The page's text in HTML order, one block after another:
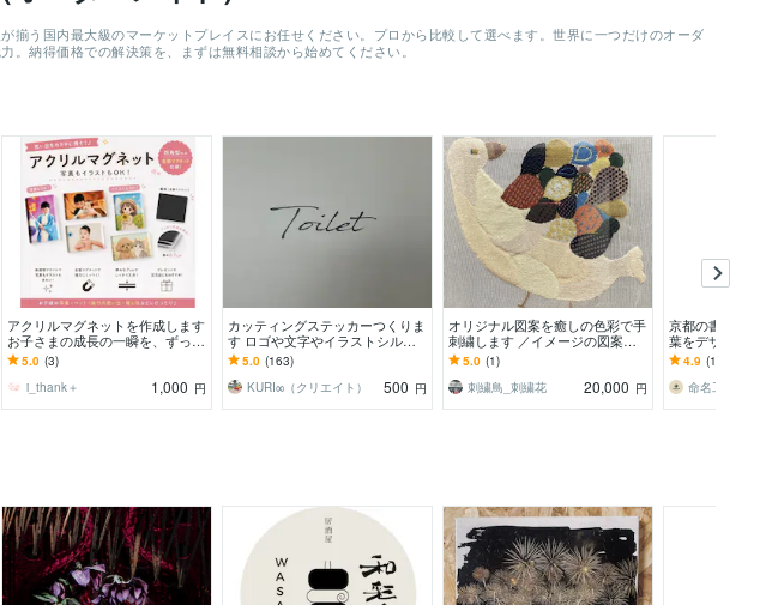
揃う国内最大級のマーケットプレイスにお任せください。プロから比較して選べます。世界に一つだけのオーダ
納得価格での解決策を、まずは無料相談から始めてください。
アクリルマグネットを作成します
お子さまの成長の一瞬を、ずっと
残るカタチに…
5.0 (3)
i_thank＋
1,000 円
カッティングステッカーつくりま
す ロゴや文字やイラストシルエ
ットシールまで⭐︎
5.0 (163)
KURI∞（クリエイト）
500 円
オリジナル図案を癒しの色彩で手
刺繍します ／イメージの図案は
出来るだけ再現いたします
5.0 (1)
刺繍鳥_刺繍花
20,000 円
京都の書道家が
葉をデザインし
とわざ 四字熟語
アート
4.9 (18)
命名工房